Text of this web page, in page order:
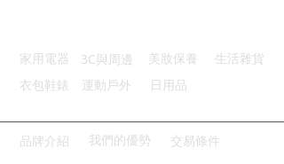
主要材質：PP
商品尺寸：13.5*13*13cm
產地名稱：中國大陸
代理商：亞桓有限公司
家用電器 3C與周邊 美妝保養
生活雜貨
衣包鞋錶
運動戶外 日用品
品牌介紹 我們的優勢 交易條件